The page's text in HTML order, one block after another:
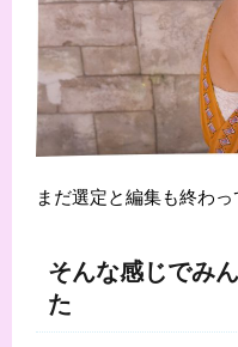
まだ選定と編集も終わ
そんな感じでみ
た